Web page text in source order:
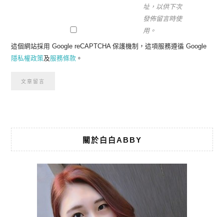
址，以供下次
發佈留言時使
用。
這個網站採用 Google reCAPTCHA 保護機制，這項服務遵循 Google
隱私權政策及服務條款 。
關於白白ABBY